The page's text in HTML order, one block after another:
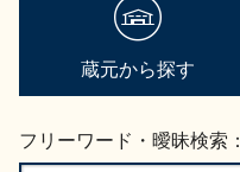
蔵元から探す
フリーワード・曖昧検索：